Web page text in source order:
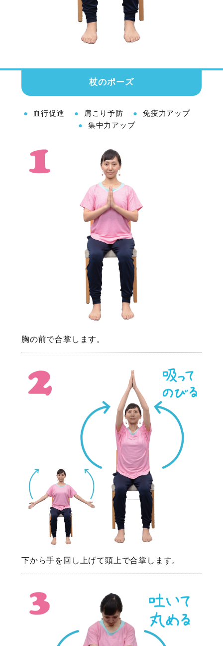
杖のポーズ
血行促進 肩こり予防
免疫力アップ
集中力アップ
胸の前で合掌します。
下から手を回し上げて頭上で合掌します。